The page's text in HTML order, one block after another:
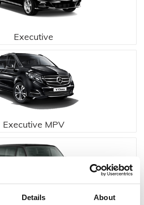
Details About
Executive
Executive MPV